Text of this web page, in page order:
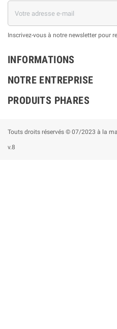
Inscrivez-vous à notre newsletter pour
INFORMATIONS
NOTRE ENTREPRISE
PRODUITS PHARES
Touts droits réservés © 07/2023 à la
v.8